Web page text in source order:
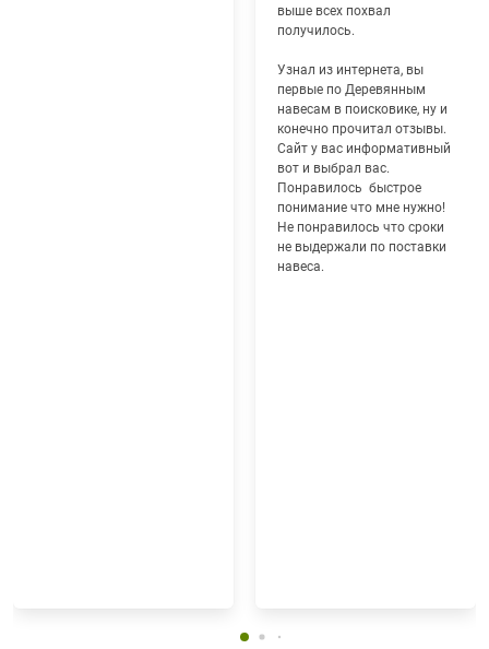
выше всех похвал
получилось.
Узнал из интернета, вы
первые по Деревянным
навесам в поисковике, ну и
конечно прочитал отзывы.
Сайт у вас информативный
вот и выбрал вас.
Понравилось быстрое
понимание что мне нужно!
Не понравилось что сроки
не выдержали по поставки
навеса.